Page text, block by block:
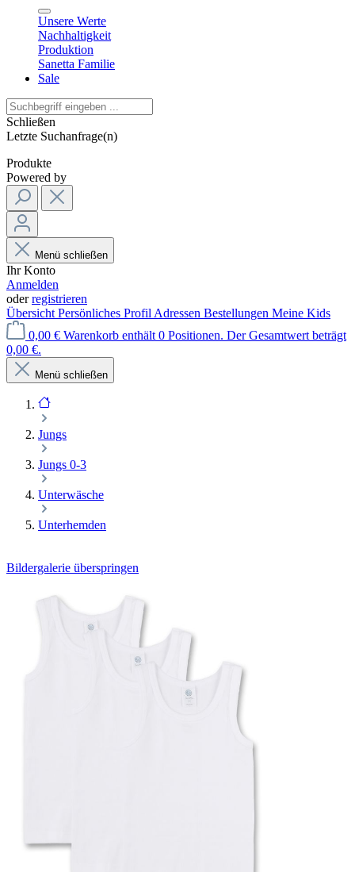
Unsere Werte
Nachhaltigkeit
Produktion
Sanetta Familie
Sale
Schließen
Letzte Suchanfrage(n)
Produkte
Powered by
Menü schließen
Ihr Konto
Anmelden
oderregistrieren
Übersicht Persönliches Profil Adressen Bestellungen Meine Kids
0,00 € Warenkorb enthält 0 Positionen. Der Gesamtwert beträgt
0,00 €.
Menü schließen
Jungs
Jungs 0-3
Unterwäsche
Unterhemden
Bildergalerie überspringen